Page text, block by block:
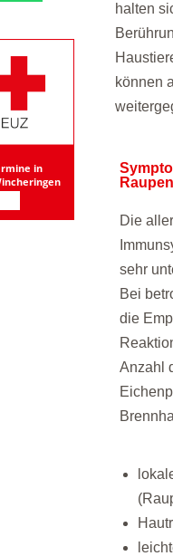
halten
können
Die
sehr
Bei
die
Anzahl
in